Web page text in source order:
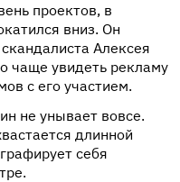
проектов, в
вниз. Он
Алексея
чаще увидеть рекламу
с его участием.
не унывает вовсе.
длинной
себя